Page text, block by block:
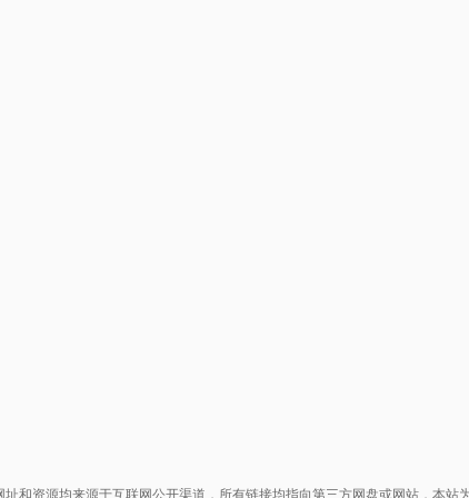
和资源均来源于互联网公开渠道，所有链接均指向第三方网盘或网站，本站